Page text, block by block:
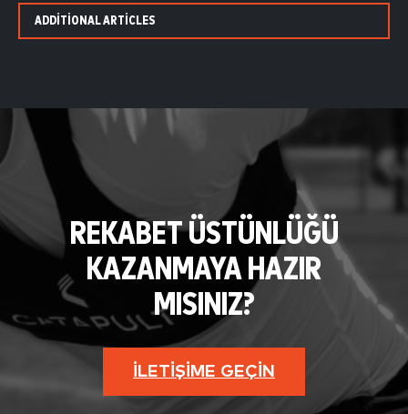
ADDITIONAL ARTICLES
REKABET ÜSTÜNLÜĞÜ
KAZANMAYA HAZIR
MISINIZ?
İLETIŞIME GEÇIN